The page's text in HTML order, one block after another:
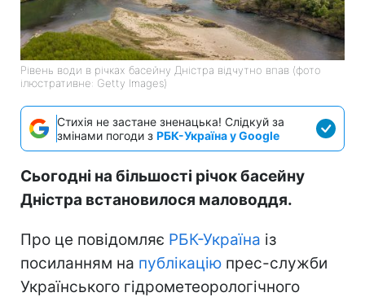
Рівень води в річках басейну Дністра відчутно впав (фото
ілюстративне: Getty Images)
Стихія не застане зненацька! Слідкуй за
змінами погоди з РБК-Україна у Google
Сьогодні на більшості річок басейну
Дністра встановилося маловоддя.
Про це повідомляє РБК-Україна із
посиланням на публікацію прес-служби
Українського гідрометеорологічного